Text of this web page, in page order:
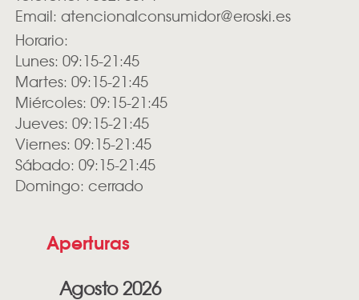
Email: atencionalconsumidor@eroski.es
Horario:
Lunes: 09:15-21:45
Martes: 09:15-21:45
Miércoles: 09:15-21:45
Jueves: 09:15-21:45
Viernes: 09:15-21:45
Sábado: 09:15-21:45
Domingo: cerrado
Aperturas
Agosto 2026